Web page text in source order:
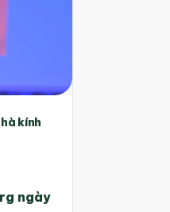
kính
ngày